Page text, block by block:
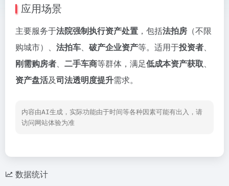
应用场景
主要服务于法院强制执行资产处置 ，包括法拍房 （不限
购城市）、 法拍车、 破产企业资产等。适用于投资者、
刚需购房者、 二手车商等群体，满足低成本资产获取、
资产盘活及司法透明度提升需求。
内容由AI生成，实际功能由于时间等各种因素可能有出入，请
访问网站体验为准
数据统计